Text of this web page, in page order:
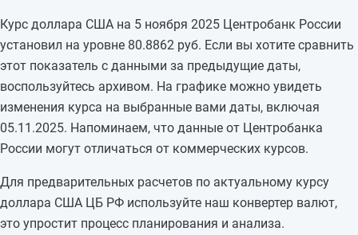
80,9714
24.10.2025
81,2691
-0,3859
23.10.2025
81,655
+0,3074
Курс доллара США на 5 ноября 2025 Центробанк России
установил на уровне 80.8862 руб. Если вы хотите сравнить
этот показатель с данными за предыдущие даты,
воспользуйтесь архивом. На графике можно увидеть
изменения курса на выбранные вами даты, включая
05.11.2025. Напоминаем, что данные от Центробанка
России могут отличаться от коммерческих курсов.
Для предварительных расчетов по актуальному курсу
доллара США ЦБ РФ используйте наш конвертер валют,
это упростит процесс планирования и анализа.